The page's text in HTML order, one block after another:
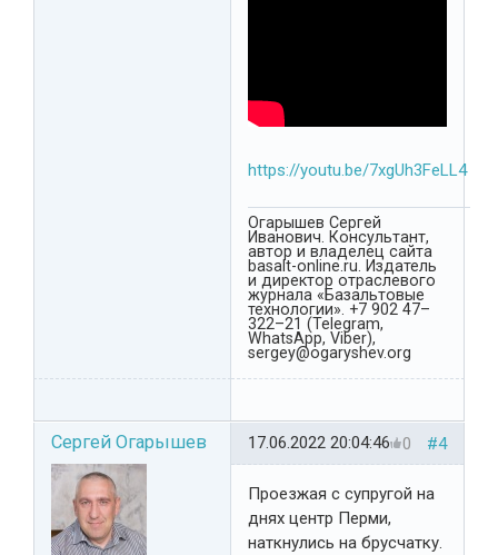
https://youtu.be/7xgUh3FeLL4
Огарышев Сергей
Иванович. Консультант,
автор и владелец сайта
basalt-online.ru. Издатель
и директор отраслевого
журнала «Базальтовые
технологии». +7 902 47–
322–21 (Telegram,
WhatsApp, Viber),
sergey@ogaryshev.org
Сергей Огарышев #4
0
17.06.2022 20:04:46
Проезжая с супругой на
днях центр Перми,
наткнулись на брусчатку.